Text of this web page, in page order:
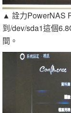
▲ 詮力PowerNAS
到/dev/sda1這個
間。